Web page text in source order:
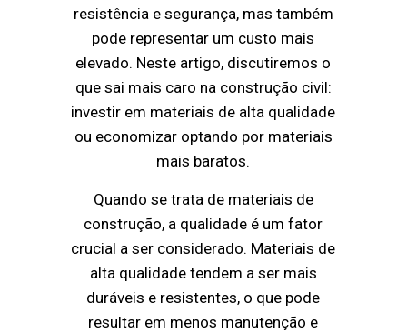
resistência e segurança, mas também
pode representar um custo mais
elevado. Neste artigo, discutiremos o
que sai mais caro na construção civil:
investir em materiais de alta qualidade
ou economizar optando por materiais
mais baratos.
Quando se trata de materiais de
construção, a qualidade é um fator
crucial a ser considerado. Materiais de
alta qualidade tendem a ser mais
duráveis e resistentes, o que pode
resultar em menos manutenção e